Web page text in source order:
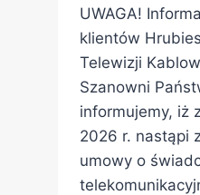
UWAGA!
klientów
Telewizji
Szanowni
informujemy, iż
2026 r. nastąpi
umowy o